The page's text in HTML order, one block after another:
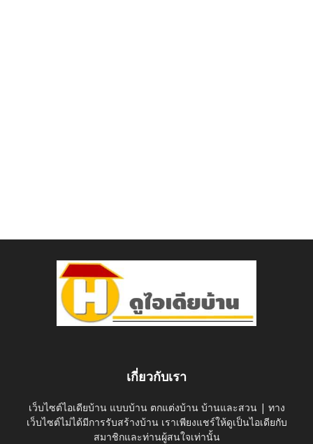
เกี่ยวกับเรา
เว็บไซต์ไอเดียบ้าน แบบบ้าน ตกแต่งบ้าน บ้านและสวน | ทาง
เว็บไซต์ไม่ได้มีการรับสร้างบ้าน เราเพียงแชร์ให้ดูเป็นไอเดียกับ
สมาชิกและท่านผู้สนใจเท่านั้น